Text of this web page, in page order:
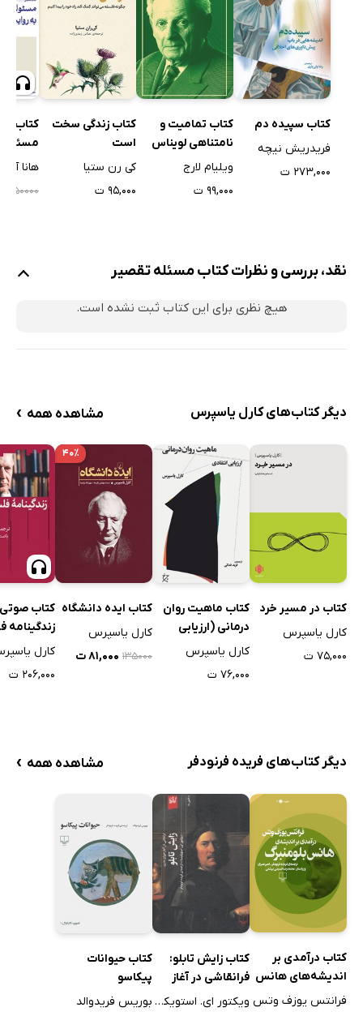
کتاب سپیده دم
فریدریش نیچه
۲۷۳,۰۰۰ ت
کتاب تمامیت و
نامتناهی لویناس
ویلیام لارج
۹۹,۰۰۰ ت
کتاب زندگی سخت
است
کی رن ستیا
۹۵,۰۰۰ ت
کتاب
به
هانا
۵۰۰۰۰
نقد، بررسی و نظرات کتاب مسئله تقصیر
هیچ نظری برای این کتاب ثبت نشده است.
دیگر کتاب‌های کارل یاسپرس مشاهده همه ›
کتاب در مسیر خرد
کارل یاسپرس
۷۵,۰۰۰ ت
کتاب ماهیت روان
درمانی (ارزیابی
انتقادی)
کارل یاسپرس
۷۶,۰۰۰ ت
۴۰٪
کتاب ایده دانشگاه
کارل یاسپرس
۱۳۵۰۰۰ ۸۱,۰۰۰ ت
کتاب صوتی
من
کارل
۲۰۶,۰۰۰ ت
دیگر کتاب‌های فریده فرنودفر مشاهده همه ›
کتاب درآمدی بر
اندیشه‌های هانس
بلومنبرگ
فرانتس یوزف وتس
کتاب زایش تابلو:
فرانقاشی در آغاز
دوران مدرن
ویکتور ای. استویکیتسا
کتاب حیوانات
پیکاسو
بوریس فریدوالد